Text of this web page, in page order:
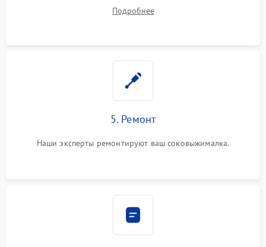
Подробнее
5. Ремонт
Наши эксперты ремонтируют ваш соковыжималка.